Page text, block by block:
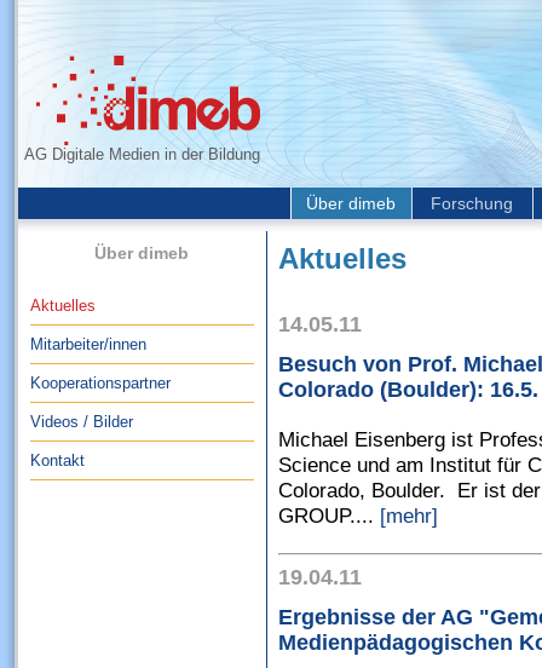
AG Digitale Medien in der Bildung
Über dimeb Forschung
Über dimeb
Aktuelles
Mitarbeiter/innen
Kooperationspartner
Videos / Bilder
Kontakt
Aktuelles
14.05.11
Besuch von Prof.
Colorado (Boulder): 16.5.
Michael Eisenberg ist
Science und am Institut für
Colorado, Boulder. Er ist
GROUP.... [mehr]
19.04.11
Ergebnisse der AG
Medienpädagogischen